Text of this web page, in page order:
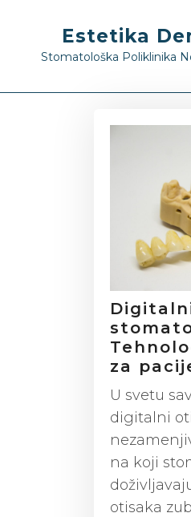
Estetika
Stomatološka Poliklinika
za
U svetu
digitalni
na koji
otisaka